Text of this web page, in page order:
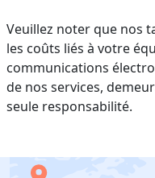
Veuillez noter que nos
les coûts liés à votre
communications
de nos services,
seule responsabilité.